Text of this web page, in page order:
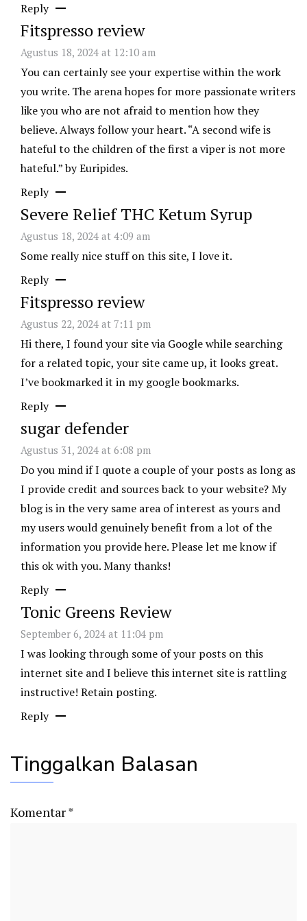
Reply
Fitspresso review
Agustus 18, 2024 at 12:10 am
You can certainly see your expertise within the work
you write. The arena hopes for more passionate writers
like you who are not afraid to mention how they
believe. Always follow your heart. “A second wife is
hateful to the children of the first a viper is not more
hateful.” by Euripides.
Reply
Severe Relief THC Ketum Syrup
Agustus 18, 2024 at 4:09 am
Some really nice stuff on this site, I love it.
Reply
Fitspresso review
Agustus 22, 2024 at 7:11 pm
Hi there, I found your site via Google while searching
for a related topic, your site came up, it looks great.
I’ve bookmarked it in my google bookmarks.
Reply
sugar defender
Agustus 31, 2024 at 6:08 pm
Do you mind if I quote a couple of your posts as long as
I provide credit and sources back to your website? My
blog is in the very same area of interest as yours and
my users would genuinely benefit from a lot of the
information you provide here. Please let me know if
this ok with you. Many thanks!
Reply
Tonic Greens Review
September 6, 2024 at 11:04 pm
I was looking through some of your posts on this
internet site and I believe this internet site is rattling
instructive! Retain posting.
Reply
Tinggalkan Balasan
Komentar*